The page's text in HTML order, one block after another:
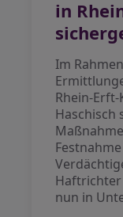
in
Im
Rhein-
Haschisch
nun in